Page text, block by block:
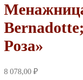
Роза»
8 078,00 ₽